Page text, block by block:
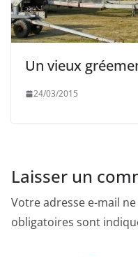
Un vieux
24/03/2015
Laisser un
Votre adresse e-mail
obligatoires sont